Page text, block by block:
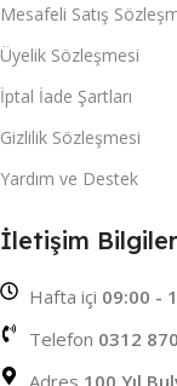
Mesafeli Satış
Üyelik Sözleşmesi
İptal İade Şartları
Gizlilik Sözleşmesi
Yardım ve Destek
İletişim
Hafta içi 09:00 -
Telefon 0312